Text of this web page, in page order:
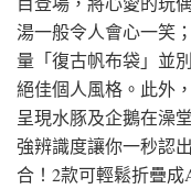
湯一般令人會心一笑
量「復古帆布袋」並
絕佳個人風格。此外
呈現水豚及企鵝在澡
強辨識度讓你一秒認
合！2款可輕鬆折疊